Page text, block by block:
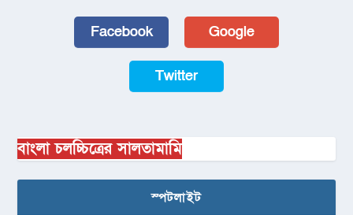
Facebook Google
Twitter
বাংলা চলচ্চিত্রের সালতামামি
স্পটলাইট